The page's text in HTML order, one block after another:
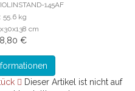
145AF
55.6 kg
cm
€
Dieser Artikel ist nicht auf